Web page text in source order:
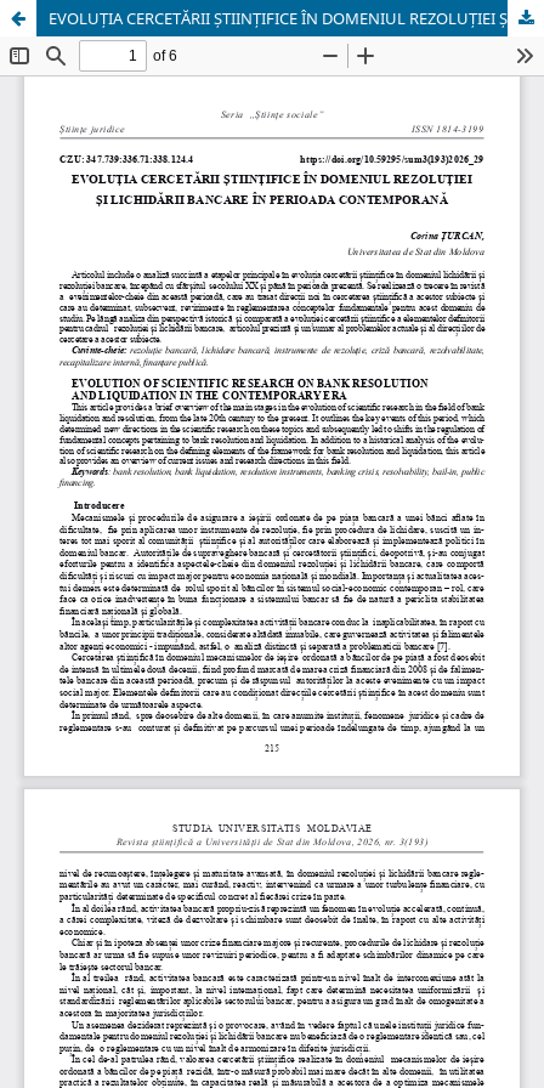
EVOLUȚIA CERCETĂRII ȘTIINȚIFICE ÎN DOMENIUL REZOLUȚIEI ȘI LICHIDĂRII BANCARE ÎN PERIOADA CONTEMPORANĂ